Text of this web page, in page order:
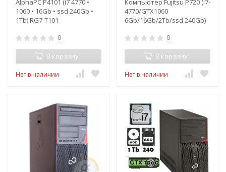
AlphaPC P4101 (i7 4770 •
1060 • 16Gb • ssd 240Gb •
1Tb) RG7-T101
0
В корзину
Нет в наличии
Компьютер Fujitsu P720 (i7-
4770/GTX1060
6Gb/16Gb/2Tb/ssd 240Gb)
0
В корзину
Нет в наличии